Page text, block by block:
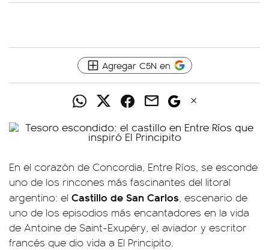
Agregar C5N en
En el corazón de Concordia, Entre Ríos, se esconde
uno de los rincones más fascinantes del litoral
argentino: el Castillo de San Carlos, escenario de
uno de los episodios más encantadores en la vida
de Antoine de Saint-Exupéry, el aviador y escritor
francés que dio vida a El Principito.